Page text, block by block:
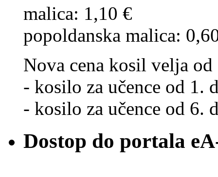
malica: 1,10 €
popoldanska malica:
Nova cena kosil velja
- kosilo za učence od 1.
- kosilo za učence od 6.
Dostop do portala